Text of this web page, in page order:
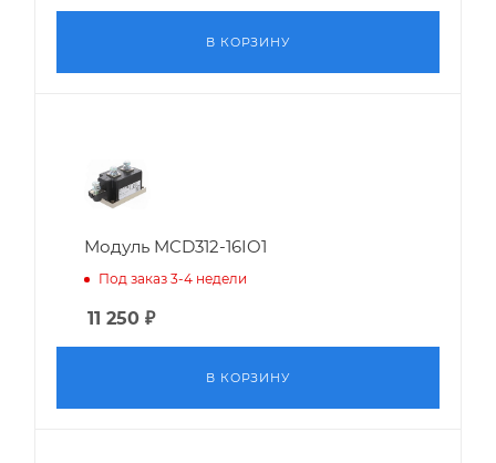
В КОРЗИНУ
Модуль MCD312-16IO1
Под заказ 3-4 недели
11 250 ₽
В КОРЗИНУ